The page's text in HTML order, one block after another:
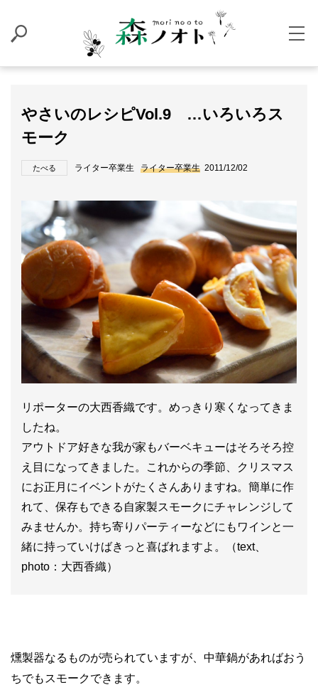
やさいのレシピVol.9 …いろいろス
モーク
たべる ライター卒業生 ライター卒業生 2011/12/02
リポーターの大西香織です。めっきり寒くなってきま
したね。
アウトドア好きな我が家もバーベキューはそろそろ控
え目になってきました。これからの季節、クリスマス
にお正月にイベントがたくさんありますね。簡単に作
れて、保存もできる自家製スモークにチャレンジして
みませんか。持ち寄りパーティーなどにもワインと一
緒に持っていけばきっと喜ばれますよ。（text、
photo：大西香織）
燻製器なるものが売られていますが、中華鍋があればおう
ちでもスモークできます。